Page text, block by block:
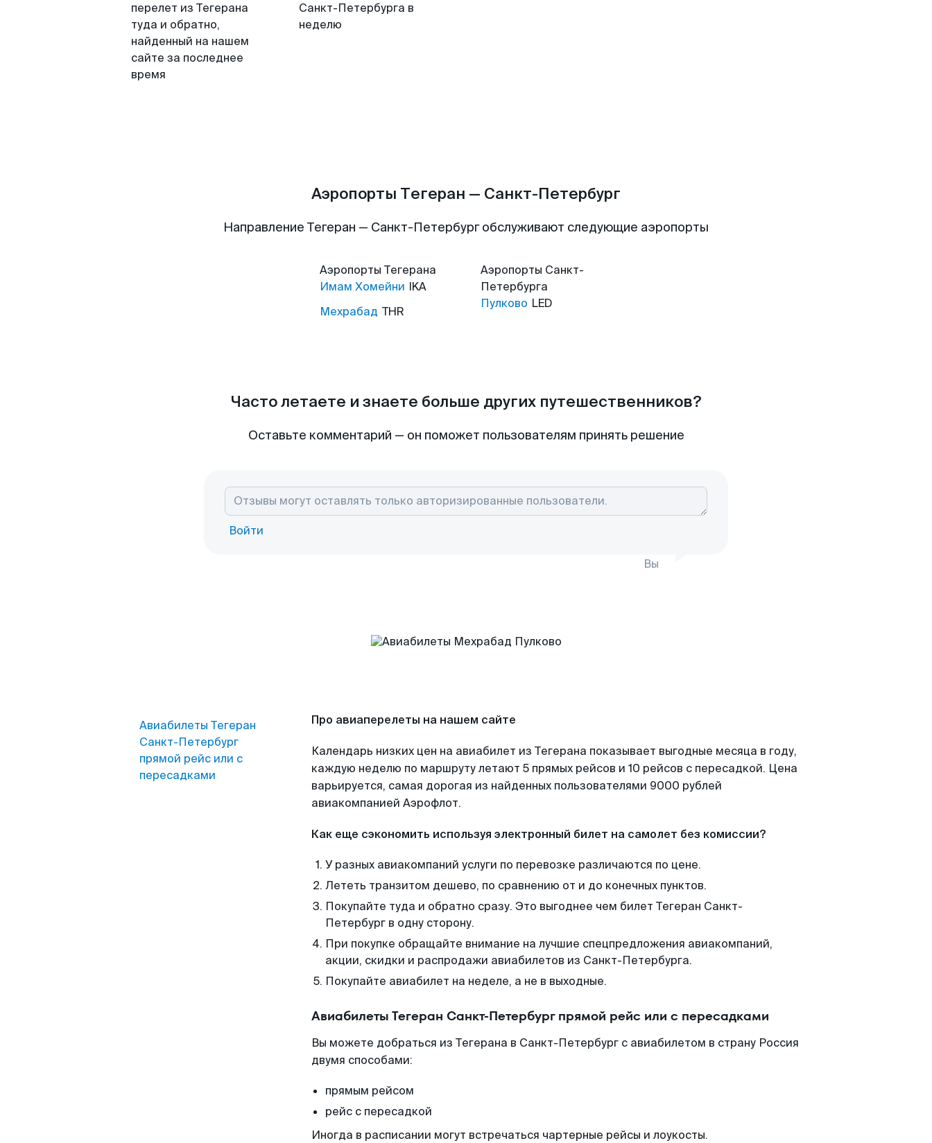
перелет из Тегерана
туда и обратно,
найденный на нашем
сайте за последнее
время
Санкт-Петербурга в
неделю
Аэропорты Тегеран — Санкт-Петербург
Направление Тегеран — Санкт-Петербург обслуживают следующие аэропорты
Аэропорты Тегерана
Имам Хомейни IKA
Мехрабад THR
Аэропорты Санкт-
Петербурга
Пулково LED
Часто летаете и знаете больше других путешественников?
Оставьте комментарий — он поможет пользователям принять решение
Войти
Вы
Авиабилеты Тегеран
Санкт-Петербург
прямой рейс или с
пересадками
Про авиаперелеты на нашем сайте
Календарь низких цен на авиабилет из Тегерана показывает выгодные месяца в году,
каждую неделю по маршруту летают 5 прямых рейсов и 10 рейсов с пересадкой. Цена
варьируется, самая дорогая из найденных пользователями 9000 рублей
авиакомпанией Аэрофлот.
Как еще сэкономить используя электронный билет на самолет без комиссии?
У разных авиакомпаний услуги по перевозке различаются по цене.
Лететь транзитом дешево, по сравнению от и до конечных пунктов.
Покупайте туда и обратно сразу. Это выгоднее чем билет Тегеран Санкт-
Петербург в одну сторону.
При покупке обращайте внимание на лучшие спецпредложения авиакомпаний,
акции, скидки и распродажи авиабилетов из Санкт-Петербурга.
Покупайте авиабилет на неделе, а не в выходные.
Авиабилеты Тегеран Санкт-Петербург прямой рейс или с пересадками
Вы можете добраться из Тегерана в Санкт-Петербург с авиабилетом в страну Россия
двумя способами:
прямым рейсом
рейс с пересадкой
Иногда в расписании могут встречаться чартерные рейсы и лоукосты.